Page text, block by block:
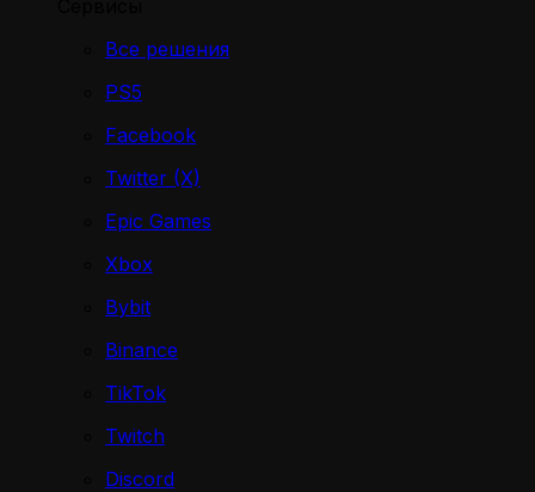
Все решения
PS5
Facebook
Twitter (X)
Epic Games
Xbox
Bybit
Binance
TikTok
Twitch
Discord